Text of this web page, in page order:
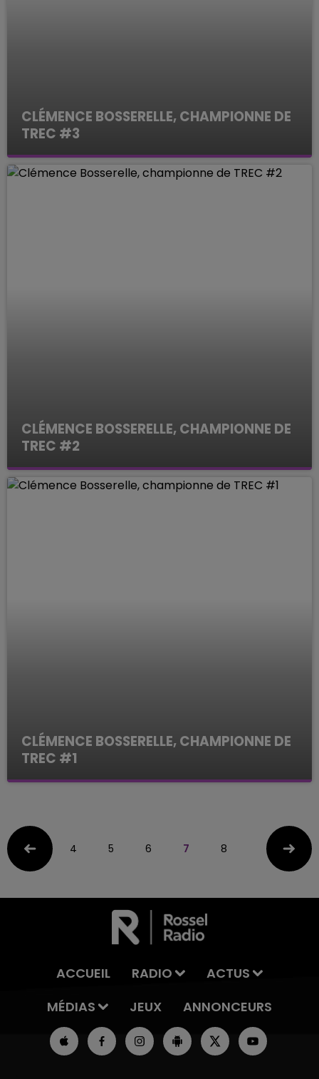
CLÉMENCE BOSSERELLE, CHAMPIONNE DE
TREC #3
Le Mag des Sports
CLÉMENCE BOSSERELLE, CHAMPIONNE DE
TREC #2
Le Mag des Sports
CLÉMENCE BOSSERELLE, CHAMPIONNE DE
TREC #1
Le Mag des Sports
4 5 6 7 8
ACCUEIL RADIO
ACTUS
MÉDIAS
JEUX ANNONCEURS